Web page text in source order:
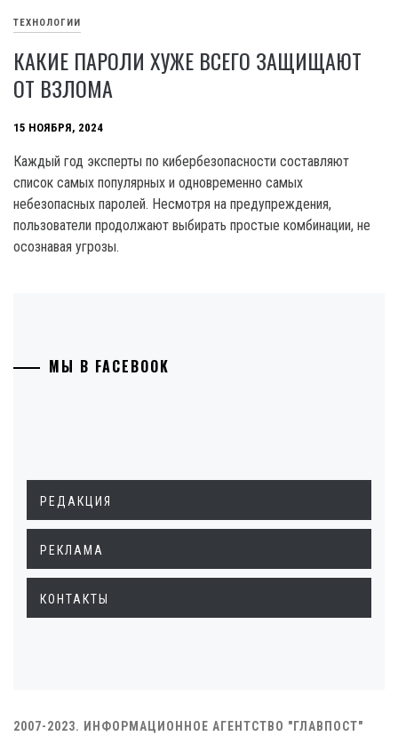
ТЕХНОЛОГИИ
КАКИЕ ПАРОЛИ ХУЖЕ ВСЕГО ЗАЩИЩАЮТ
ОТ ВЗЛОМА
15 НОЯБРЯ, 2024
Каждый год эксперты по кибербезопасности составляют
список самых популярных и одновременно самых
небезопасных паролей. Несмотря на предупреждения,
пользователи продолжают выбирать простые комбинации, не
осознавая угрозы.
МЫ В FACEBOOK
РЕДАКЦИЯ
РЕКЛАМА
КОНТАКТЫ
2007-2023. ИНФОРМАЦИОННОЕ АГЕНТСТВО "ГЛАВПОСТ"